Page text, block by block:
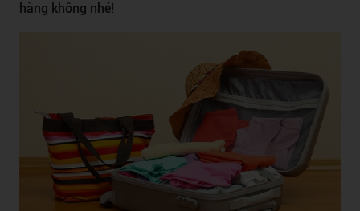
hàng không nhé!